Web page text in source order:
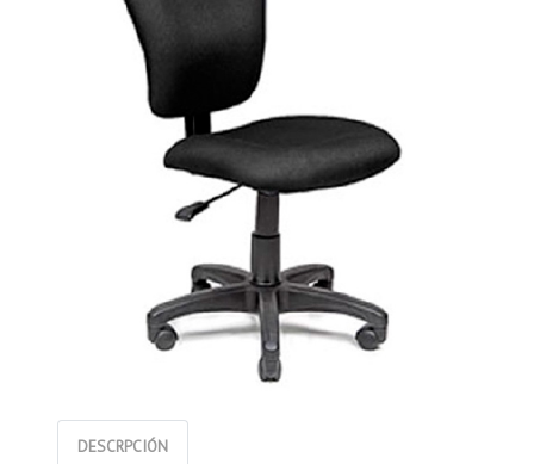
DESCRPCIÓN